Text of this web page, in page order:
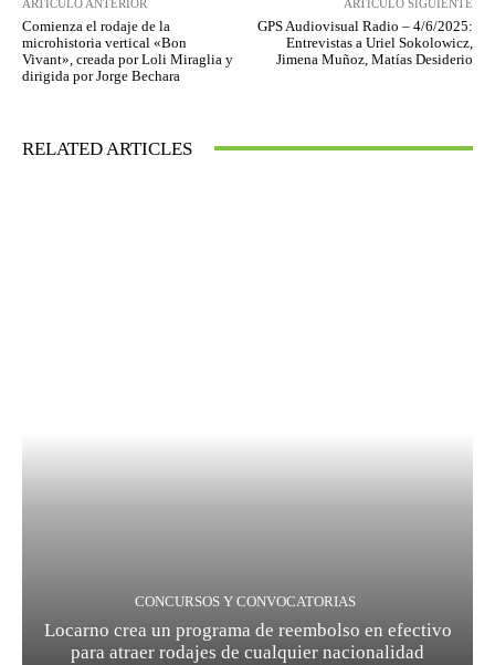
ARTÍCULO ANTERIOR
Comienza el rodaje de la
microhistoria vertical «Bon
Vivant», creada por Loli Miraglia y
dirigida por Jorge Bechara
ARTÍCULO SIGUIENTE
GPS Audiovisual Radio – 4/6/2025:
Entrevistas a Uriel Sokolowicz,
Jimena Muñoz, Matías Desiderio
RELATED ARTICLES
CONCURSOS Y CONVOCATORIAS
Locarno crea un programa de reembolso en efectivo
para atraer rodajes de cualquier nacionalidad